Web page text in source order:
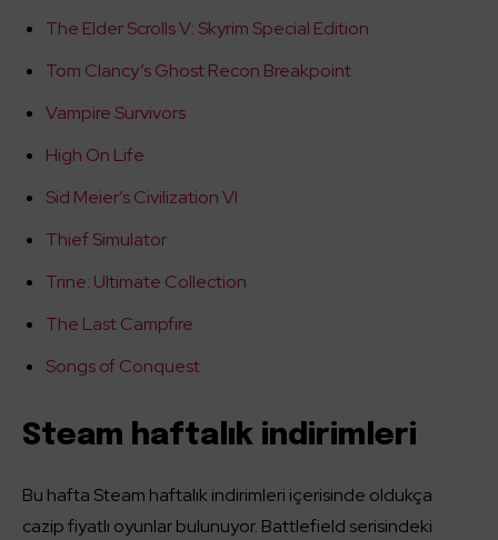
The Elder Scrolls V: Skyrim Special Edition
Tom Clancy’s Ghost Recon Breakpoint
Vampire Survivors
High On Life
Sid Meier’s Civilization VI
Thief Simulator
Trine: Ultimate Collection
The Last Campfire
Songs of Conquest
Steam haftalık indirimleri
Bu hafta Steam haftalık indirimleri içerisinde oldukça
cazip fiyatlı oyunlar bulunuyor. Battlefield serisindeki